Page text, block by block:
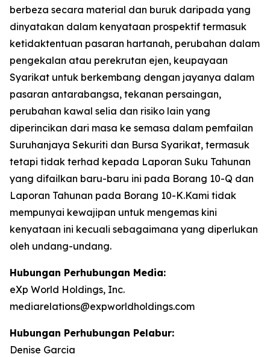
berbeza secara material dan buruk daripada yang
dinyatakan dalam kenyataan prospektif termasuk
ketidaktentuan pasaran hartanah, perubahan dalam
pengekalan atau perekrutan ejen, keupayaan
Syarikat untuk berkembang dengan jayanya dalam
pasaran antarabangsa, tekanan persaingan,
perubahan kawal selia dan risiko lain yang
diperincikan dari masa ke semasa dalam pemfailan
Suruhanjaya Sekuriti dan Bursa Syarikat, termasuk
tetapi tidak terhad kepada Laporan Suku Tahunan
yang difailkan baru-baru ini pada Borang 10-Q dan
Laporan Tahunan pada Borang 10-K.Kami tidak
mempunyai kewajipan untuk mengemas kini
kenyataan ini kecuali sebagaimana yang diperlukan
oleh undang-undang.
Hubungan Perhubungan Media:
eXp World Holdings, Inc.
mediarelations@expworldholdings.com
Hubungan Perhubungan Pelabur:
Denise Garcia